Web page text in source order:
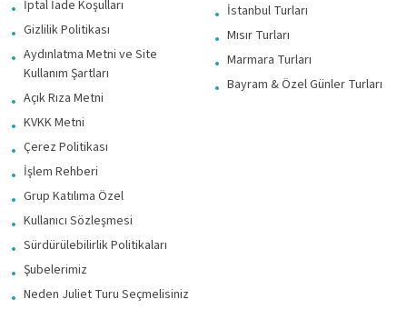
İptal İade Koşulları
Gizlilik Politikası
Aydınlatma Metni ve Site
Kullanım Şartları
Açık Rıza Metni
KVKK Metni
Çerez Politikası
İşlem Rehberi
Grup Katılıma Özel
Kullanıcı Sözleşmesi
Sürdürülebilirlik Politikaları
Şubelerimiz
Neden Juliet Turu Seçmelisiniz
İstanbul Turları
Mısır Turları
Marmara Turları
Bayram & Özel Günler Turları